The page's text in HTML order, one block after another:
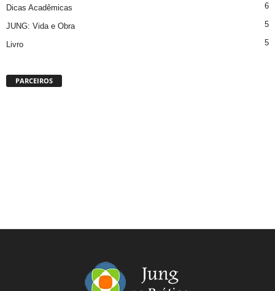
Dicas Acadêmicas 6
JUNG: Vida e Obra 5
Livro 5
PARCEIROS